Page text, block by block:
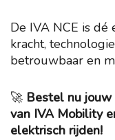
De IVA NCE is
kracht,
betrouwbaar en
🚀 Bestel nu jouw
van IVA Mobility
elektrisch rijden!